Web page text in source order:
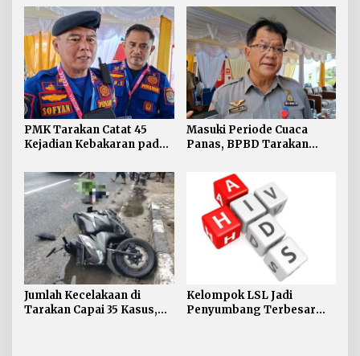
Pelanggaran ETLE di
Tarakan
Tegaskan Pelanggaran
Personel Diproses Tanpa
Toleransi
PMK Tarakan Catat 45
Kejadian Kebakaran pada
Masuki Periode Cuaca
Panas, BPBD Tarakan
di Dua Kecamatan
Jumlah Kecelakaan di
Tarakan Capai 35 Kasus,
Kelompok LSL Jadi
Penyumbang Terbesar